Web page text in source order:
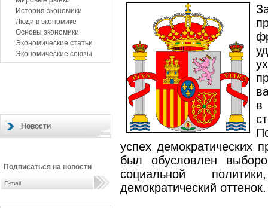
История экономики
Люди в экономике
Основы экономики
Экономические статьи
Экономические союзы
Новости
Подписаться на новости
в
успех демократических
был обусловлен
социальной
демократический оттенок.